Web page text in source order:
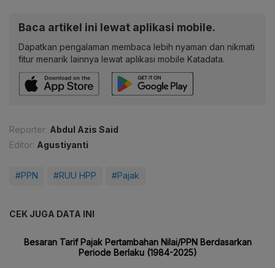
Baca artikel ini lewat aplikasi mobile.
Dapatkan pengalaman membaca lebih nyaman dan nikmati
fitur menarik lainnya lewat aplikasi mobile Katadata.
Reporter: Abdul Azis Said
Editor: Agustiyanti
#PPN #RUU HPP #Pajak
CEK JUGA DATA INI